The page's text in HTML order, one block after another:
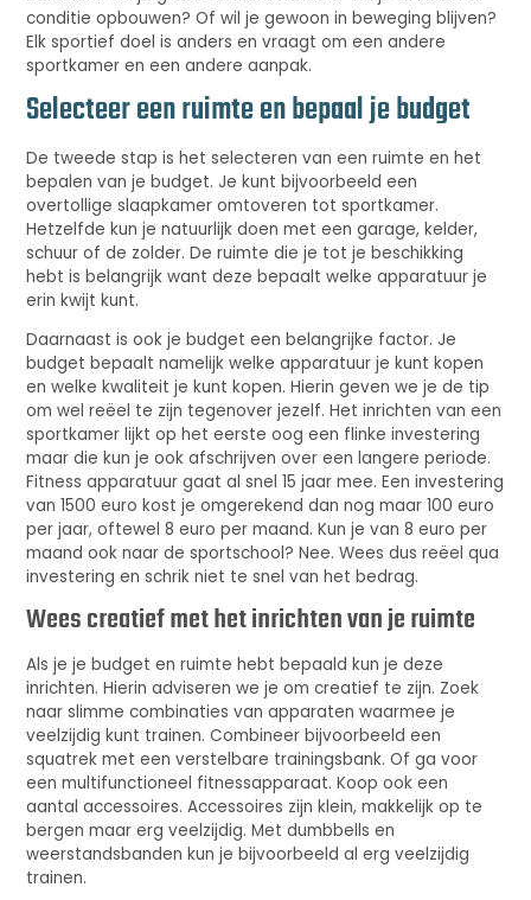
conditie opbouwen? Of wil je gewoon in beweging blijven?
Elk sportief doel is anders en vraagt om een andere
sportkamer en een andere aanpak.
Selecteer een ruimte en bepaal je budget
De tweede stap is het selecteren van een ruimte en het
bepalen van je budget. Je kunt bijvoorbeeld een
overtollige slaapkamer omtoveren tot sportkamer.
Hetzelfde kun je natuurlijk doen met een garage, kelder,
schuur of de zolder. De ruimte die je tot je beschikking
hebt is belangrijk want deze bepaalt welke apparatuur je
erin kwijt kunt.
Daarnaast is ook je budget een belangrijke factor. Je
budget bepaalt namelijk welke apparatuur je kunt kopen
en welke kwaliteit je kunt kopen. Hierin geven we je de tip
om wel reëel te zijn tegenover jezelf. Het inrichten van een
sportkamer lijkt op het eerste oog een flinke investering
maar die kun je ook afschrijven over een langere periode.
Fitness apparatuur gaat al snel 15 jaar mee. Een investering
van 1500 euro kost je omgerekend dan nog maar 100 euro
per jaar, oftewel 8 euro per maand. Kun je van 8 euro per
maand ook naar de sportschool? Nee. Wees dus reëel qua
investering en schrik niet te snel van het bedrag.
Wees creatief met het inrichten van je ruimte
Als je je budget en ruimte hebt bepaald kun je deze
inrichten. Hierin adviseren we je om creatief te zijn. Zoek
naar slimme combinaties van apparaten waarmee je
veelzijdig kunt trainen. Combineer bijvoorbeeld een
squatrek met een verstelbare trainingsbank. Of ga voor
een multifunctioneel fitnessapparaat. Koop ook een
aantal accessoires. Accessoires zijn klein, makkelijk op te
bergen maar erg veelzijdig. Met dumbbells en
weerstandsbanden kun je bijvoorbeeld al erg veelzijdig
trainen.